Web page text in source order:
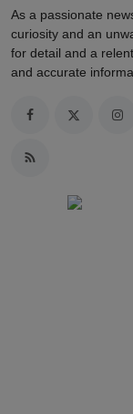
As a passionate
curiosity and an
for detail and a
and accurate